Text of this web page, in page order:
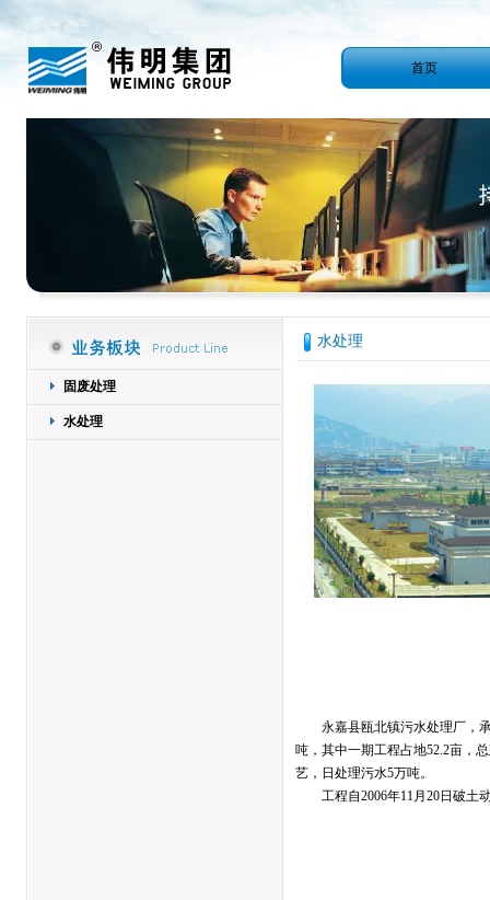
首页
固废处理
水处理
水处理
永嘉县瓯北镇污水处理厂，承
吨，其中一期工程占地52.2亩，
艺，日处理污水5万吨。
工程自2006年11月20日破土动